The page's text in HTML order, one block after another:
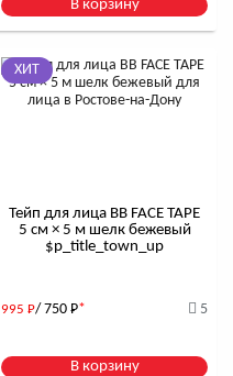
В корзину
ХИТ
Тейп для лица BB FACE TAPE
5 см × 5 м шелк бежевый
$р_title_town_up
995 Р/ 750 Р* 5
В корзину